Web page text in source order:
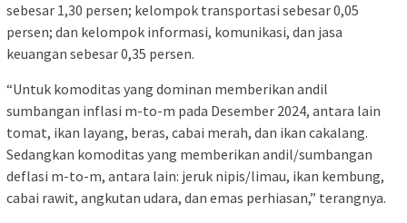
sebesar 1,30 persen; kelompok transportasi sebesar 0,05
persen; dan kelompok informasi, komunikasi, dan jasa
keuangan sebesar 0,35 persen.
“Untuk komoditas yang dominan memberikan andil
sumbangan inflasi m-to-m pada Desember 2024, antara lain
tomat, ikan layang, beras, cabai merah, dan ikan cakalang.
Sedangkan komoditas yang memberikan andil/sumbangan
deflasi m-to-m, antara lain: jeruk nipis/limau, ikan kembung,
cabai rawit, angkutan udara, dan emas perhiasan,” terangnya.